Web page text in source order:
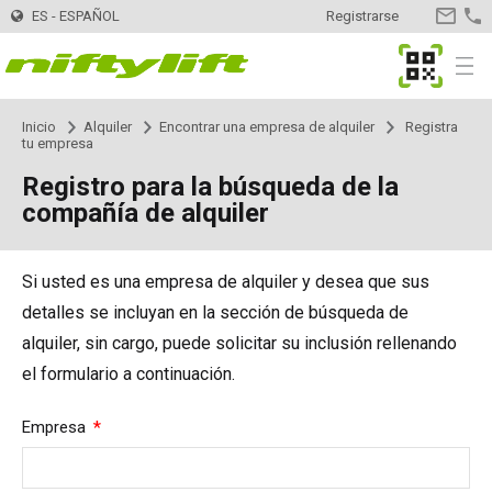
ES - ESPAÑOL
MyNiftyMenu
Registrarse
Productos
Selector de productos
Montadas en remolque
Nifty 120
Nifty 120T
Nifty 150T
Nifty 170
Nifty 210
Plataformas - Eléctricas
HR12LE
HR12N
HR15N
HR15E
Plataformas - Híbrido
HR12 4x4
HR12N
HR15N
Plataformas - Diesel
HR12 4x4
HR15 4x4
Autoaccionadas
SD170 4x4
Innovaciones
MyNifty
ClipOn
Hydrogen-Electric
Totalmente eléctricas
Niftylink
Apoyo
MyNifty
Manuales y Esquemas
Códigos de reajuste
Búsqueda de código de error
Cargas concentradas
Boletines técnicos
Marketing
Alquiler
Encontrar una empresa de alquiler
Registra tu empresa
Contacto
Solicitud de Información
Ventas
Sobre Nosotros
Blog
Inicio Alquiler Encontrar una empresa de alquiler
Registra
tu empresa
Registro para la búsqueda de la
compañía de alquiler
Si usted es una empresa de alquiler y desea que sus
detalles se incluyan en la sección de búsqueda de
alquiler, sin cargo, puede solicitar su inclusión rellenando
el formulario a continuación.
Empresa Required